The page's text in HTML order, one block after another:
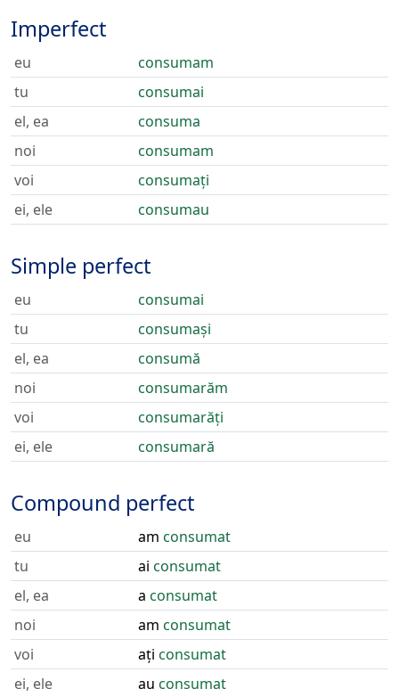
Imperfect
eu
consumam
tu
consumai
el, ea
consuma
noi
consumam
voi
consumați
ei, ele
consumau
Simple perfect
eu
consumai
tu
consumași
el, ea
consumă
noi
consumarăm
voi
consumarăți
ei, ele
consumară
Compound perfect
eu am consumat
tu
ai consumat
el, ea
a consumat
noi
am consumat
voi
ați consumat
ei, ele
au consumat